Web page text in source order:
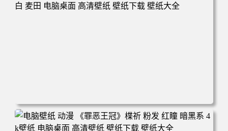
纸 壁纸下载 壁纸大全
电脑壁纸 动漫 小白 日落 木栈道 田野 蜡笔小新 遛小白 麦田
电脑桌面 高清壁纸 壁纸下载 壁纸大全